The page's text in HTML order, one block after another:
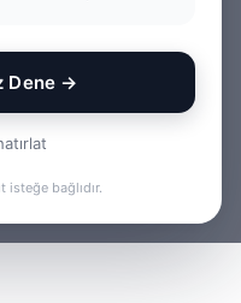
Dene →
isteğe bağlıdır.